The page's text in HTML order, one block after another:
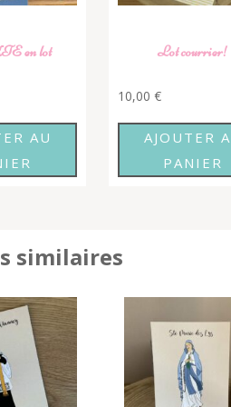
en lot
AU
Lot courrier!
10,00€
AJOUTER
PANIER
similaires